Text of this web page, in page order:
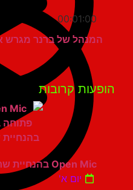
00:01:00
המנהל של ברנר מגרש את גדי
קרובות
Open Mic בהנחיית שחר חסון
יום א'